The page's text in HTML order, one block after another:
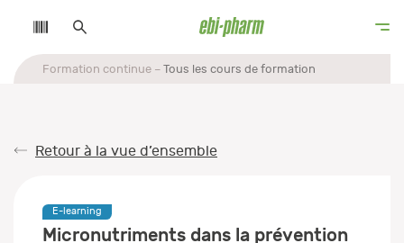
Formation continue Tous les cours de formation
Retour à la vue d’ensemble
E-learning
Micronutriments dans la prévention